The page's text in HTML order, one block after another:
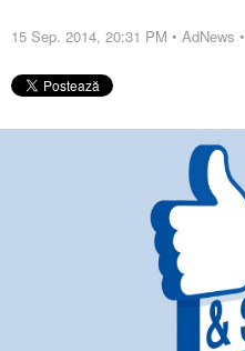
15 Sep. 2014, 20:31 PM • AdNews •